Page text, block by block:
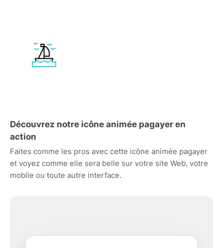
Découvrez notre icône animée pagayer en
action
Faites comme les pros avec cette icône animée pagayer
et voyez comme elle sera belle sur votre site Web, votre
mobile ou toute autre interface.